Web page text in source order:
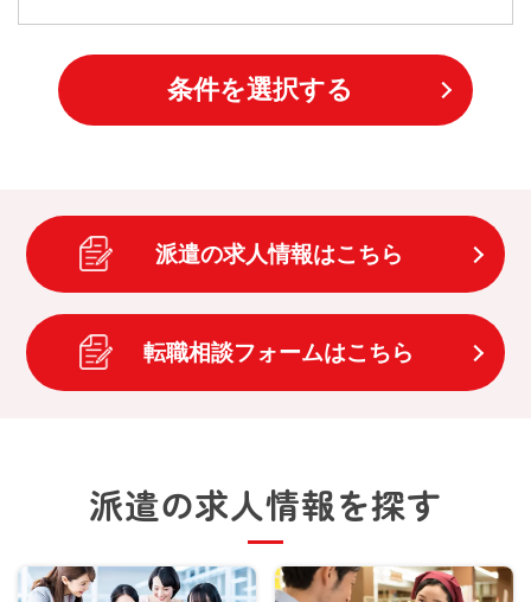
条件を選択する
派遣の求人情報はこちら
転職相談フォームはこちら
派遣の求人情報を探す